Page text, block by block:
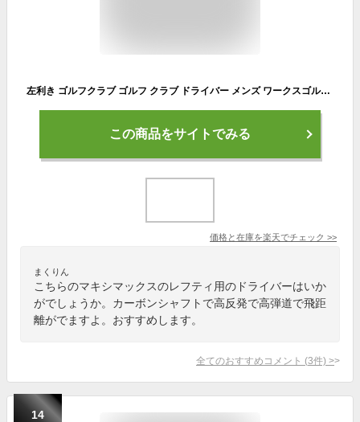
左利き ゴルフクラブ ゴルフ クラブ ドライバー メンズ ワークスゴルフ 44インチ レフティ 短尺 ルール適合 マキシマックス ブラックシリーズ2 標準カーボンシャフト仕様 10度 R / S
この商品をサイトでみる
価格と在庫を楽天でチェック >>
まくりん
こちらのマキシマックスのレフティ用のドライバーはいか
がでしょうか。カーボンシャフトで高反発で高弾道で飛距
離がでますよ。おすすめします。
全てのおすすめコメント (3件) >
14